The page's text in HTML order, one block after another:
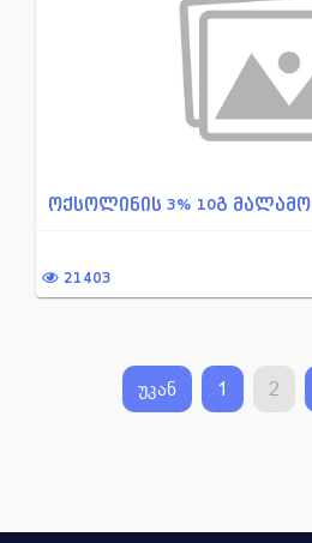
ოქსოლინის 3% 10გ მალამო
21403
უკან 1 2